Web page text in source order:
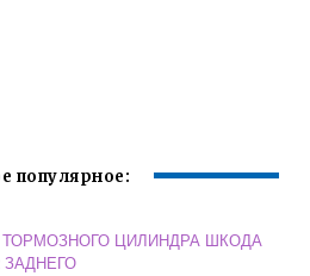
популярное:
ЦИЛИНДРА ШКОДА